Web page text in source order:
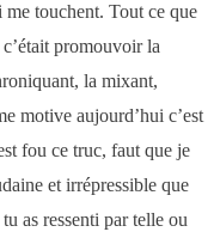
me touchent. Tout ce que
c’était promouvoir la
la mixant,
motive aujourd’hui c’est
fou ce truc, faut que je
et irrépressible que
as ressenti par telle ou